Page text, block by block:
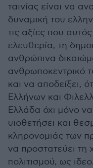
ταινίας είναι να
δυναμική του
τις αξίες που
ελευθερία, τη
ανθρώπινα
ανθρωποκεντρικό
και να αποδείξει,
Ελλήνων και
Ελλάδα όχι μόνο
υιοθετήσει και
κληρονομιάς των
να προστατεύει τη
πολιτισμού, ως